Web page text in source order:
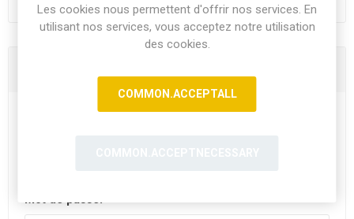
Mot de passe:
Les cookies nous permettent d'offrir nos services. En
utilisant nos services, vous acceptez notre utilisation
des cookies.
COMMON.ACCEPTALL